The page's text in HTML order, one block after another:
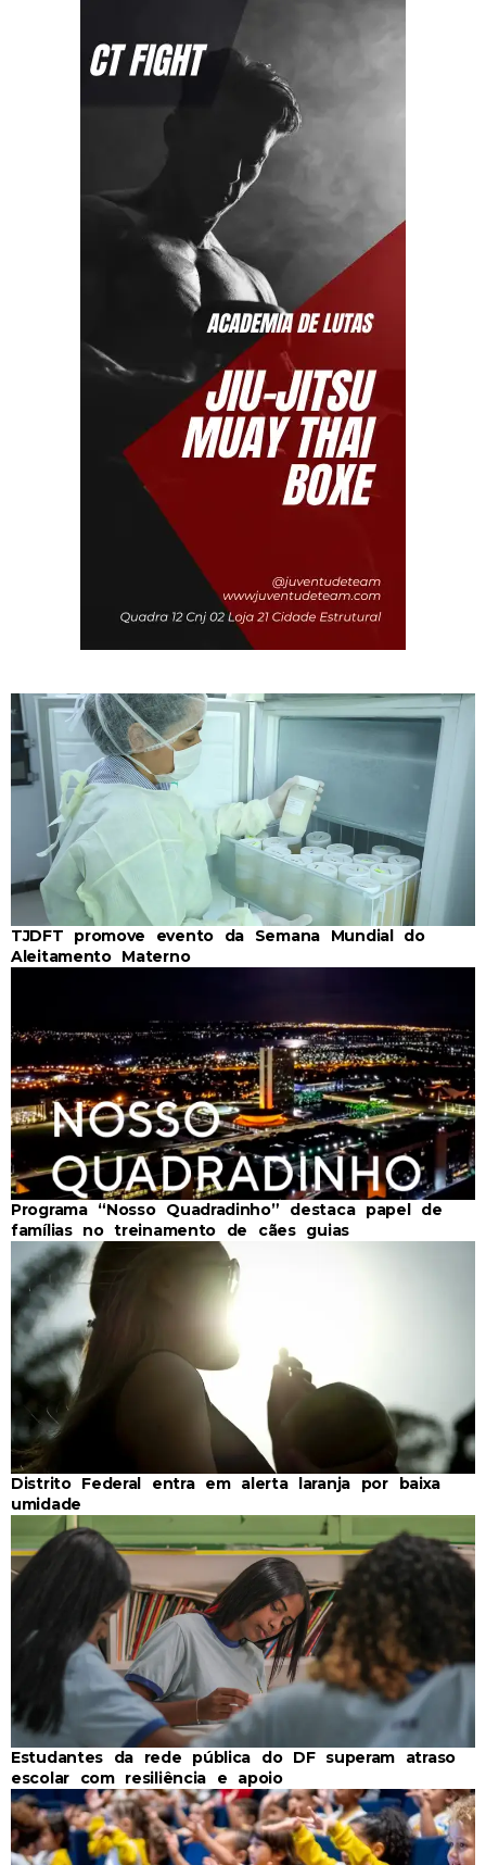
TJDFT promove evento da Semana Mundial do
Aleitamento Materno
Programa “Nosso Quadradinho” destaca papel de
famílias no treinamento de cães guias
Distrito Federal entra em alerta laranja por baixa
umidade
Estudantes da rede pública do DF superam atraso
escolar com resiliência e apoio